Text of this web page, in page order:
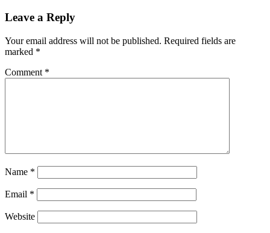
Leave a Reply
Your email address will not be published. Required fields are
marked *
Comment *
Name *
Email *
Website